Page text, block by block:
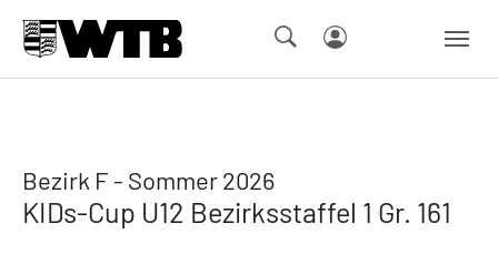
Bezirk F - Sommer 2026
KIDs-Cup U12 Bezirksstaffel 1 Gr. 161